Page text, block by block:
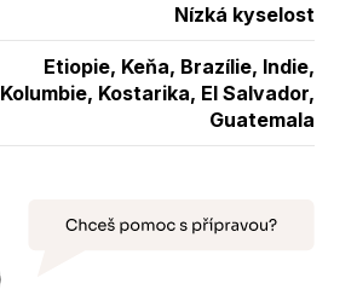
Nízká kyselost
Etiopie, Keňa, Brazílie, Indie,
Kolumbie, Kostarika, El Salvador,
Guatemala